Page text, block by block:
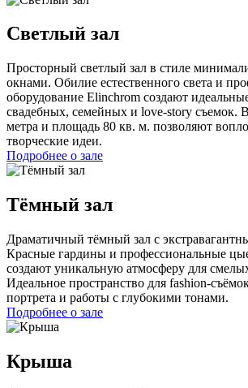
Светлый зал
Просторный светлый зал в стиле
окнами. Обилие естественного света и
оборудование Elinchrom создают
свадебных, семейных и love-story съемок.
метра и площадь 80 кв. м. позволяют
творческие идеи.
Подробнее о зале
Тёмный зал
Драматичный тёмный зал с
Красные гардины и профессиональные
создают уникальную атмосферу для
Идеальное пространство для fashion-
портрета и работы с глубокими тонами.
Подробнее о зале
Крыша